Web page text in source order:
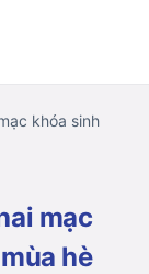
khóa sinh
mạc
hè